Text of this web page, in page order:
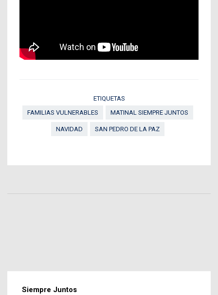
ETIQUETAS
FAMILIAS VULNERABLES
MATINAL SIEMPRE JUNTOS
NAVIDAD SAN PEDRO DE LA PAZ
Siempre Juntos